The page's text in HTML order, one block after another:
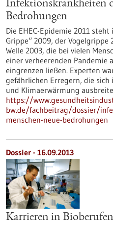
Infektionskrankheiten
Bedrohungen
Die EHEC-Epidemie 2011
Grippe“ 2009, der Vogelgrippe
Welle 2003, die bei vielen
einer verheerenden Pandemie
eingrenzen ließen. Experten
gefährlichen Erregern, die sich
und Klimaerwärmung
https://
bw.de/fachbeitrag/dossier/
menschen-neue-bedrohungen
Dossier - 16.09.2013
Karrieren in Bioberufen